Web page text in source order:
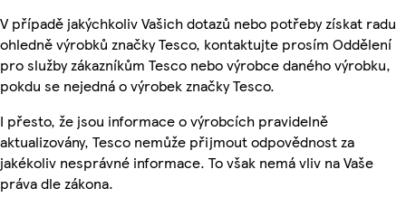
V případě jakýchkoliv Vašich dotazů nebo potřeby získat radu
ohledně výrobků značky Tesco, kontaktujte prosím Oddělení
pro služby zákazníkům Tesco nebo výrobce daného výrobku,
pokdu se nejedná o výrobek značky Tesco.
I přesto, že jsou informace o výrobcích pravidelně
aktualizovány, Tesco nemůže přijmout odpovědnost za
jakékoliv nesprávné informace. To však nemá vliv na Vaše
práva dle zákona.